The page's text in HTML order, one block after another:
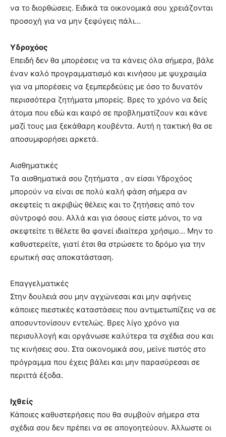
να το διορθώσεις. Ειδικά τα οικονομικά σου χρειάζονται
προσοχή για να μην ξεφύγεις πάλι…
Υδροχόος
Επειδή δεν θα μπορέσεις να τα κάνεις όλα σήμερα, βάλε
έναν καλό προγραμματισμό και κινήσου με ψυχραιμία
για να μπορέσεις να ξεμπερδεύεις με όσο το δυνατόν
περισσότερα ζητήματα μπορείς. Βρες το χρόνο να δείς
άτομα που εδώ και καιρό σε προβληματίζουν και κάνε
μαζί τους μια ξεκάθαρη κουβέντα. Αυτή η τακτική θα σε
αποσυμφορήσει αρκετά.
Αισθηματικές
Τα αισθηματικά σου ζητήματα , αν είσαι Υδροχόος
μπορούν να είναι σε πολύ καλή φάση σήμερα αν
σκεφτείς τι ακριβώς θέλεις και το ζητήσεις από τον
σύντροφό σου. Αλλά και για όσους είστε μόνοι, το να
σκεφτείτε τι θέλετε θα φανεί ιδιαίτερα χρήσιμο… Μην το
καθυστερείτε, γιατί έτσι θα στρώσετε το δρόμο για την
ερωτική σας αποκατάσταση.
Επαγγελματικές
Στην δουλειά σου μην αγχώνεσαι και μην αφήνεις
κάποιες πιεστικές καταστάσεις που αντιμετωπίζεις να σε
αποσυντονίσουν εντελώς. Βρες λίγο χρόνο για
περισυλλογή και οργάνωσε καλύτερα τα σχέδια σου και
τις κινήσεις σου. Στα οικονομικά σου, μείνε πιστός στο
πρόγραμμα που έχεις βάλει και μην παρασύρεσαι σε
περιττά έξοδα.
Ιχθείς
Κάποιες καθυστερήσεις που θα συμβούν σήμερα στα
σχέδια σου δεν πρέπει να σε απογοητεύουν. Άλλωστε οι